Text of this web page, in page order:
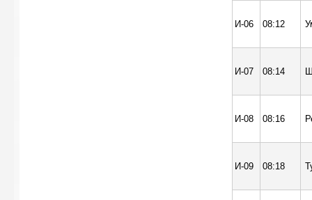
И-06 08:12
И-07 08:14
И-08 08:16
И-09 08:18